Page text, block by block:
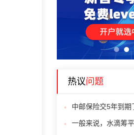
1
热议问题
一般来说，水滴筹